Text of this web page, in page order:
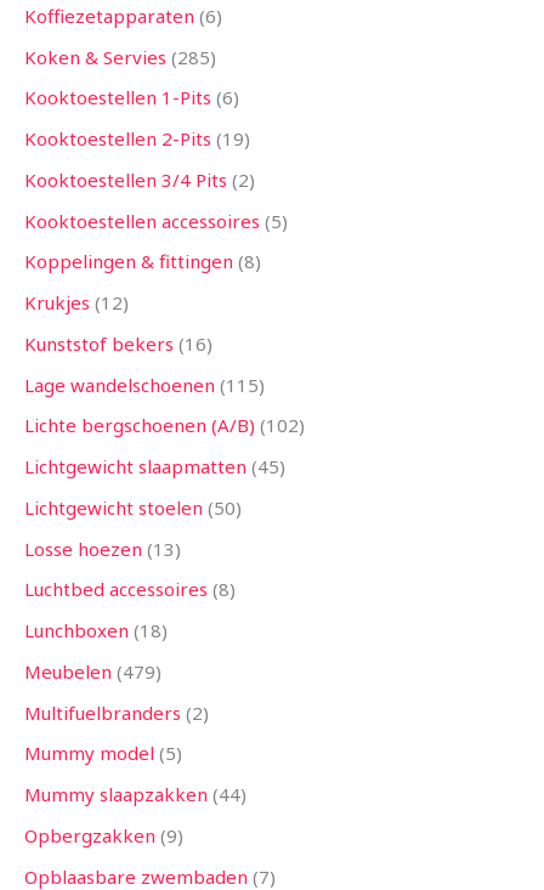
Koffiezetapparaten 6
Koken & Servies 285
Kooktoestellen 1-Pits 6
Kooktoestellen 2-Pits 19
Kooktoestellen 3/4 Pits 2
Kooktoestellen accessoires 5
Koppelingen & fittingen 8
Krukjes 12
Kunststof bekers 16
Lage wandelschoenen 115
Lichte bergschoenen (A/B) 102
Lichtgewicht slaapmatten 45
Lichtgewicht stoelen 50
Losse hoezen 13
Luchtbed accessoires 8
Lunchboxen 18
Meubelen 479
Multifuelbranders 2
Mummy model 5
Mummy slaapzakken 44
Opbergzakken 9
Opblaasbare zwembaden 7